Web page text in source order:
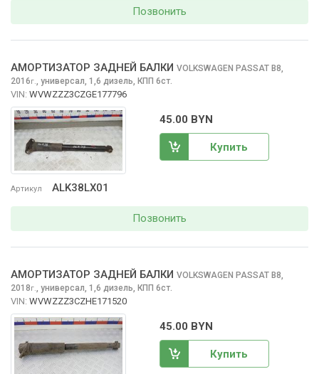
Позвонить
Артикул ALK38LX01
АМОРТИЗАТОР ЗАДНЕЙ БАЛКИ VOLKSWAGEN PASSAT B8,
2016г., универсал, 1,6 дизель, КПП 6ст.
VIN: WVWZZZ3CZGE177796
45.00 BYN
Купить
Позвонить
АМОРТИЗАТОР ЗАДНЕЙ БАЛКИ VOLKSWAGEN PASSAT B8,
2018г., универсал, 1,6 дизель, КПП 6ст.
VIN: WVWZZZ3CZHE171520
45.00 BYN
Купить